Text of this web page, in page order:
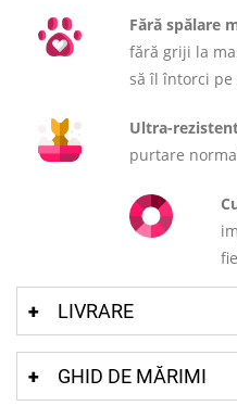
Fără spălare
fără griji la
să îl întorci pe
Ultra-
purtare
LIVRARE
GHID DE MĂRIMI